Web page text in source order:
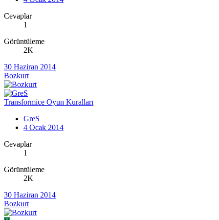
Cevaplar
1
Görüntüleme
2K
30 Haziran 2014
Bozkurt
Transformice Oyun Kuralları
GreS
4 Ocak 2014
Cevaplar
1
Görüntüleme
2K
30 Haziran 2014
Bozkurt